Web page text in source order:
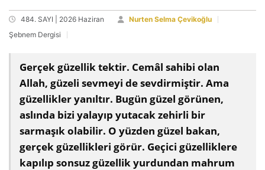
484. SAYI | 2026 Haziran
Nurten Selma Çevikoğlu
Şebnem Dergisi
Gerçek güzellik tektir. Cemâl sahibi olan
Allah, güzeli sevmeyi de sevdirmiştir. Ama
güzellikler yanıltır. Bugün güzel görünen,
aslında bizi yalayıp yutacak zehirli bir
sarmaşık olabilir. O yüzden güzel bakan,
gerçek güzellikleri görür. Geçici güzelliklere
kapılıp sonsuz güzellik yurdundan mahrum